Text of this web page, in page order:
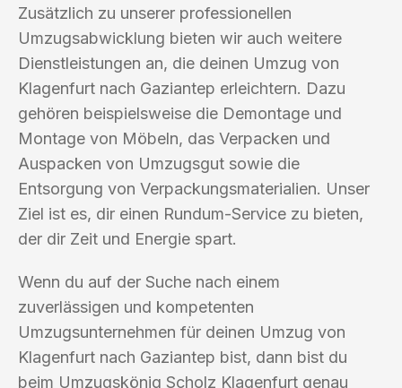
Zusätzlich zu unserer professionellen
Umzugsabwicklung bieten wir auch weitere
Dienstleistungen an, die deinen Umzug von
Klagenfurt nach Gaziantep erleichtern. Dazu
gehören beispielsweise die Demontage und
Montage von Möbeln, das Verpacken und
Auspacken von Umzugsgut sowie die
Entsorgung von Verpackungsmaterialien. Unser
Ziel ist es, dir einen Rundum-Service zu bieten,
der dir Zeit und Energie spart.
Wenn du auf der Suche nach einem
zuverlässigen und kompetenten
Umzugsunternehmen für deinen Umzug von
Klagenfurt nach Gaziantep bist, dann bist du
beim Umzugskönig Scholz Klagenfurt genau